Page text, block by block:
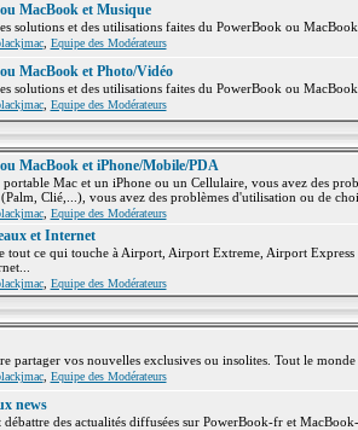
MacBook et Musique
solutions et des utilisations faites du PowerBook ou
, Equipe des Modérateurs
MacBook et Photo/Vidéo
solutions et des utilisations faites du PowerBook ou
, Equipe des Modérateurs
MacBook et iPhone/Mobile/PDA
portable Mac et un iPhone ou un Cellulaire, vous avez des
Clié,...), vous avez des problèmes d'utilisation ou de
, Equipe des Modérateurs
et Internet
tout ce qui touche à Airport, Airport Extreme, Airport
, Equipe des Modérateurs
partager vos nouvelles exclusives ou insolites. Tout le
, Equipe des Modérateurs
news
débattre des actualités diffusées sur PowerBook-fr et